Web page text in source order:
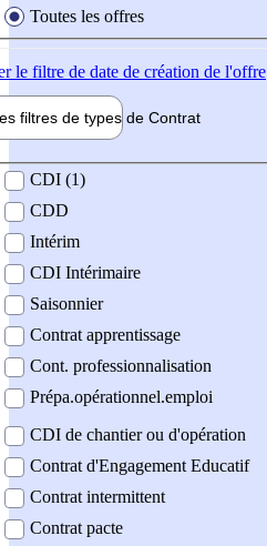
Toutes les offres
le filtre de date de création de l'offre
filtres de types de Contrat
contrat
CDI (1)
CDD
Intérim
CDI Intérimaire
Saisonnier
Contrat apprentissage
Cont. professionnalisation
Prépa.opérationnel.emploi
CDI de chantier ou d'opération
Contrat d'Engagement Educatif
Contrat intermittent
Contrat pacte